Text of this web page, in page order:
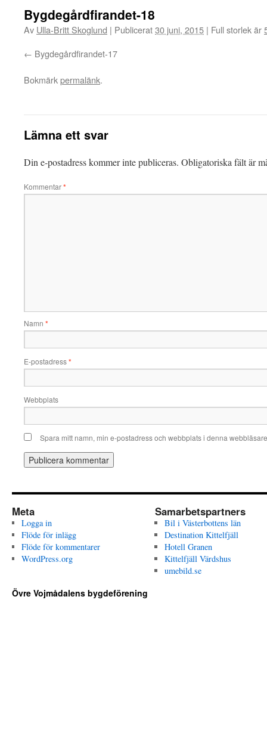
Bygdegårdfirandet-18
Av Ulla-Britt Skoglund | Publicerat30 juni, 2015 | Full storlek är
Bygdegårdfirandet-17
Bokmärkpermalänk.
Lämna ett svar
Din e-postadress kommer inte publiceras. Obligatoriska fält är
Kommentar*
Namn *
E-postadress*
Webbplats
Spara mitt namn, min e-postadress och webbplats i denna
Meta
Logga in
Flöde för inlägg
Flöde för kommentarer
WordPress.org
Samarbetspartners
Bil i Västerbottens län
Destination Kittelfjäll
Hotell Granen
Kittelfjäll Värdshus
umebild.se
Övre Vojmådalens bygdeförening